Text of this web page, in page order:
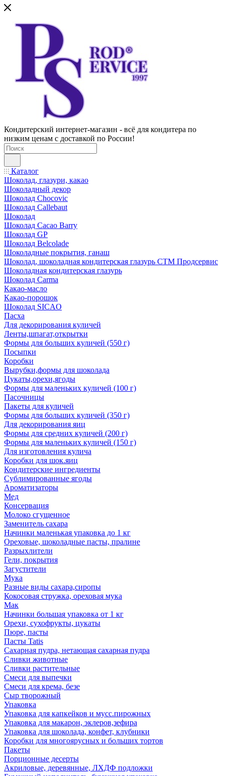
Кондитерский интернет-магазин - всё для кондитера по
низким ценам с доставкой по России!
Каталог
Шоколад, глазури, какао
Шоколадный декор
Шоколад Chocovic
Шоколад Callebaut
Шоколад
Шоколад Cacao Barry
Шоколад GP
Шоколад Belcolade
Шоколадные покрытия, ганаш
Шоколад, шоколадная кондитерская глазурь СТМ Продсервис
Шоколадная кондитерская глазурь
Шоколад Carma
Какао-масло
Какао-порошок
Шоколад SICAO
Пасха
Для декорирования куличей
Ленты,шпагат,открытки
Формы для больших куличей (550 г)
Посыпки
Коробки
Вырубки,формы для шоколада
Цукаты,орехи,ягоды
Формы для маленьких куличей (100 г)
Пасочницы
Пакеты для куличей
Формы для больших куличей (350 г)
Для декорирования яиц
Формы для средних куличей (200 г)
Формы для маленьких куличей (150 г)
Для изготовления кулича
Коробки для шок.яиц
Кондитерские ингредиенты
Сублимированные ягоды
Ароматизаторы
Мед
Консервация
Молоко сгущенное
Заменитель сахара
Начинки маленькая упаковка до 1 кг
Ореховые, шоколадные пасты, пралине
Разрыхлители
Гели, покрытия
Загустители
Мука
Разные виды сахара,сиропы
Кокосовая стружка, ореховая мука
Мак
Начинки большая упаковка от 1 кг
Орехи, сухофрукты, цукаты
Пюре, пасты
Пасты Tatis
Сахарная пудра, нетающая сахарная пудра
Сливки животные
Сливки растительные
Смеси для выпечки
Смеси для крема, безе
Сыр творожный
Упаковка
Упаковка для капкейков и мусс.пирожных
Упаковка для макарон, эклеров,зефира
Упаковка для шоколада, конфет, клубники
Коробки для многоярусных и больших тортов
Пакеты
Порционные десерты
Акриловые, деревянные, ЛХДФ подложки